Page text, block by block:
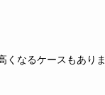
くなるケースもありま